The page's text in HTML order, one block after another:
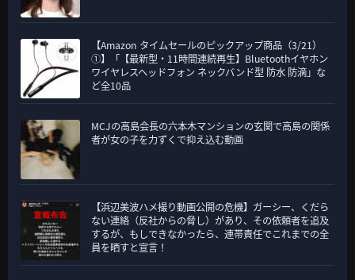
【Amazon タイムセールのピックアップ商品（3/21）
①】「【最新型・11時間連続再生】Bluetoothイヤホン
ワイヤレスヘッドフォン ネックバンド型 防水 防滴」な
ど全10品
MCJの高島会長の六本木マンションの玄関で高島の関係
者が女の子を力ずくで抑え込む動画
【浜辺美波ハメ撮り動画公開の危機】ガーシー、くだら
ない連絡（反社からの脅し）があり、その依頼者を追及
するが、もしできなかったら、連帯責任でこれまでの全
員を晒すと宣言！